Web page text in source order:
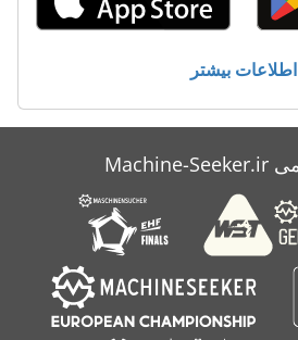
اطلاعات بیشتر